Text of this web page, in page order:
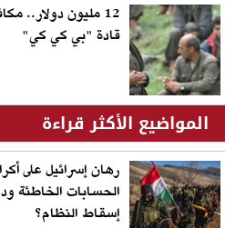
12 مليون دولار..
قادة "بي كي كي"
المواضيع الأكثر قراءة
رهان إسرائيل على
الحسابات الخاطئة
إسقاط النظام؟